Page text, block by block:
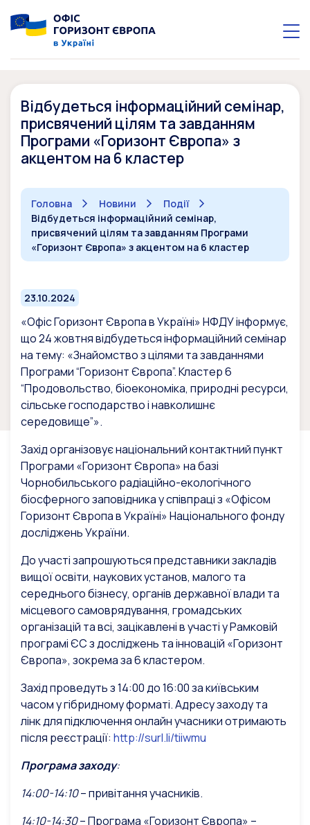
Відбудеться інформаційний семінар,
присвячений цілям та завданням
Програми «Горизонт Європа» з
акцентом на 6 кластер
Головна Новини
Події
Відбудеться інформаційний семінар,
присвячений цілям та завданням Програми
«Горизонт Європа» з акцентом на 6 кластер
23.10.2024
«Офіс Горизонт Європа в Україні» НФДУ інформує,
що 24 жовтня відбудеться інформаційний семінар
на тему: «Знайомство з цілями та завданнями
Програми “Горизонт Європа”. Кластер 6
“Продовольство, біоекономіка, природні ресурси,
сільське господарство і навколишнє
середовище”».
Захід організовує національний контактний пункт
Програми «Горизонт Європа» на базі
Чорнобильського радіаційно-екологічного
біосферного заповідника у співпраці з «Офісом
Горизонт Європа в Україні» Національного фонду
досліджень України.
До участі запрошуються представники закладів
вищої освіти, наукових установ, малого та
середнього бізнесу, органів державної влади та
місцевого самоврядування, громадських
організацій та всі, зацікавлені в участі у Рамковій
програмі ЄС з досліджень та інновацій «Горизонт
Європа», зокрема за 6 кластером.
Захід проведуть з 14:00 до 16:00 за київським
часом у гібридному форматі. Адресу заходу та
лінк для підключення онлайн учасники отримають
після реєстрації: http://surl.li/tiiwmu
Програма заходу:
14:00-14:10– привітання учасників.
14:10-14:30– Програма «Горизонт Європа» –